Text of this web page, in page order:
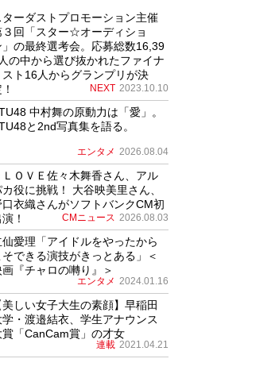
ターダストプロモーション主催
３回「スター☆オーディショ
」の最終選考会。応募総数16,39
の中から選び抜かれたファイナ
スト16人からグランプリが決
NEXT 2023.10.10
中村舞の原動力は「愛」。
と2nd写真集を語る。
エンタメ 2026.08.04
ＬＯＶＥ佐々木舞香さん、アル
カ役に挑戦！ 大谷映美里さん、
口衣織さんがソフトバンクCM初
！
CMニュース 2026.08.03
仙愛理「アイドルをやったから
そできる演技がきっとある」＜
画『チャロの囀り』＞
エンタメ 2024.01.16
美しい女子大生の素顔】早稲田
学・渡邉結衣、学生アナウンス
賞「CanCam賞」の才女
連載 2021.04.21